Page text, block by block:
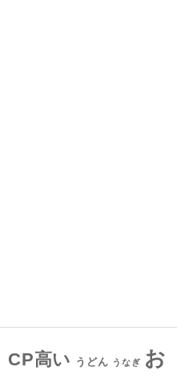
CP高い うどん うなぎ お